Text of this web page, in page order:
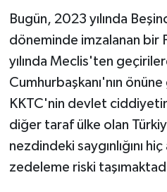
Bugün, 2023 yılında
döneminde imzalanan
yılında Meclis'ten
Cumhurbaşkanı'nın
KKTC'nin devlet
diğer taraf ülke olan
nezdindeki saygınlığını
zedeleme riski